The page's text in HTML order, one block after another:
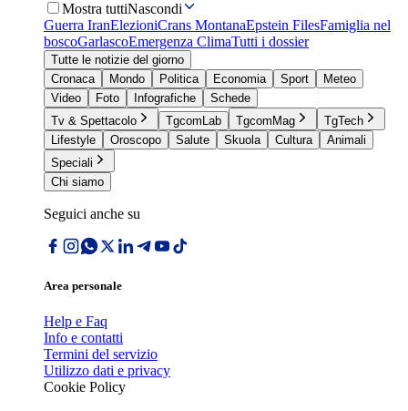
Mostra tuttiNascondi
Guerra IranElezioniCrans MontanaEpstein FilesFamiglia nel
boscoGarlascoEmergenza ClimaTutti i dossier
Tutte le notizie del giorno
Cronaca
Mondo Politica Economia Sport
Meteo
Video
Foto Infografiche
Schede
Tv & Spettacolo
TgcomLab TgcomMag
TgTech
Lifestyle
Oroscopo Salute Skuola Cultura
Animali
Speciali
Chi siamo
Seguici anche su
Area personale
Help e Faq
Info e contatti
Termini del servizio
Utilizzo dati e privacy
Cookie Policy